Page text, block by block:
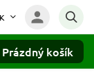
Prázdný košík